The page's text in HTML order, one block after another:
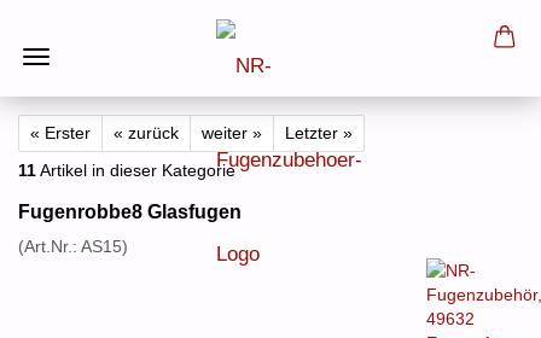
« Erster « zurück weiter »
Letzter »
11Artikel in dieser Kategorie
Fugenrobbe8 Glasfugen
(Art.Nr.: AS15)